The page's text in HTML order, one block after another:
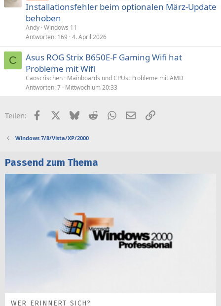
Installationsfehler beim optionalen März-Update
behoben
Andy Windows 11
Antworten 169 4. April 2026
C
Asus ROG Strix B650E-F Gaming Wifi hat
Probleme mit Wifi
Caoscrischen Mainboards und CPUs: Probleme mit AMD
Antworten 7 Mittwoch um 20:33
Teilen: FacebookX (Twitter)
BlueskyRedditWhatsApp
E-MailLink
Windows 7/8/Vista/XP/2000
Passend zum Thema
WER ERINNERT SICH?